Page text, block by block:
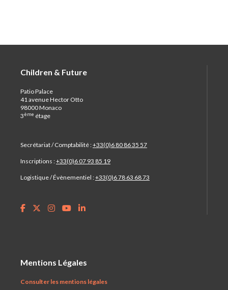
Children & Future
Patio Palace
41 avenue Hector Otto
98000 Monaco
3ème étage
Secrétariat / Comptabilité :+33(0)6 80 86 35 57
Inscriptions :+33(0)6 07 93 85 19
Logistique / Évènementiel :+33(0)6 78 63 68 73
Mentions Légales
Consulter les mentions légales